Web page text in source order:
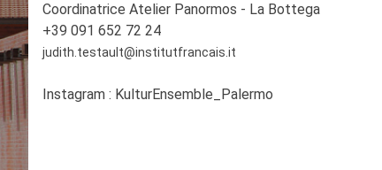
Coordinatrice Atelier Panormos - La Bottega
+39 091 652 72 24
judith.testault@institutfrancais.it
Instagram : KulturEnsemble_Palermo